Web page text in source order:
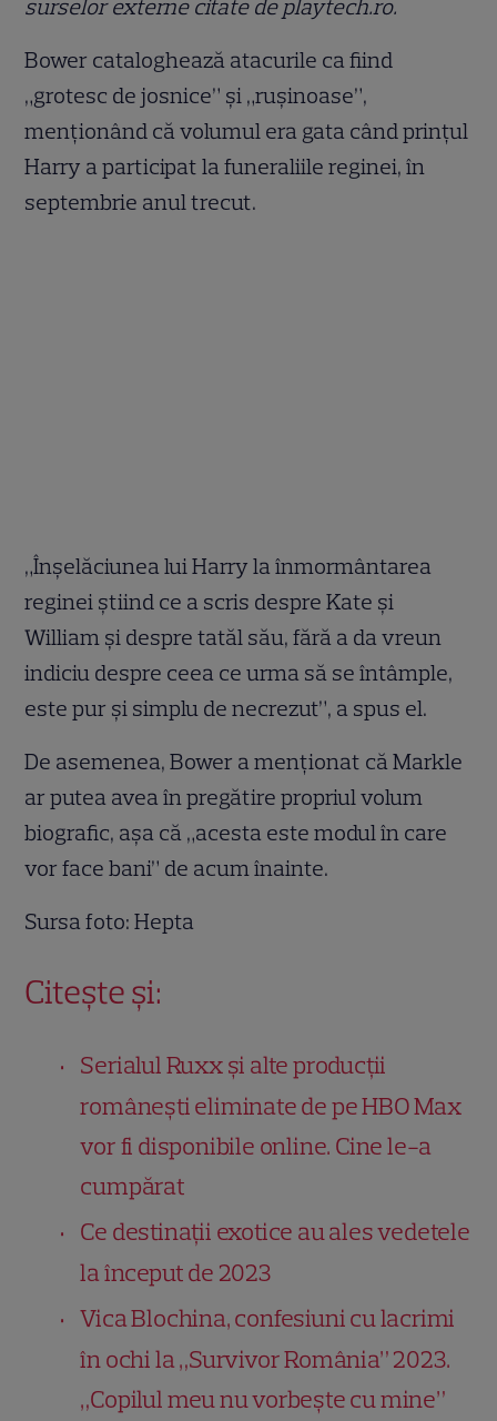
surselor externe citate de playtech.ro.
Bower cataloghează atacurile ca fiind
„grotesc de josnice” și „rușinoase”,
menționând că volumul era gata când prințul
Harry a participat la funeraliile reginei, în
septembrie anul trecut.
„Înșelăciunea lui Harry la înmormântarea
reginei știind ce a scris despre Kate și
William și despre tatăl său, fără a da vreun
indiciu despre ceea ce urma să se întâmple,
este pur și simplu de necrezut”, a spus el.
De asemenea, Bower a menționat că Markle
ar putea avea în pregătire propriul volum
biografic, așa că „acesta este modul în care
vor face bani” de acum înainte.
Sursa foto: Hepta
Citește și:
Serialul Ruxx și alte producții
românești eliminate de pe HBO Max
vor fi disponibile online. Cine le-a
cumpărat
Ce destinații exotice au ales vedetele
la început de 2023
Vica Blochina, confesiuni cu lacrimi
în ochi la „Survivor România” 2023.
„Copilul meu nu vorbește cu mine”